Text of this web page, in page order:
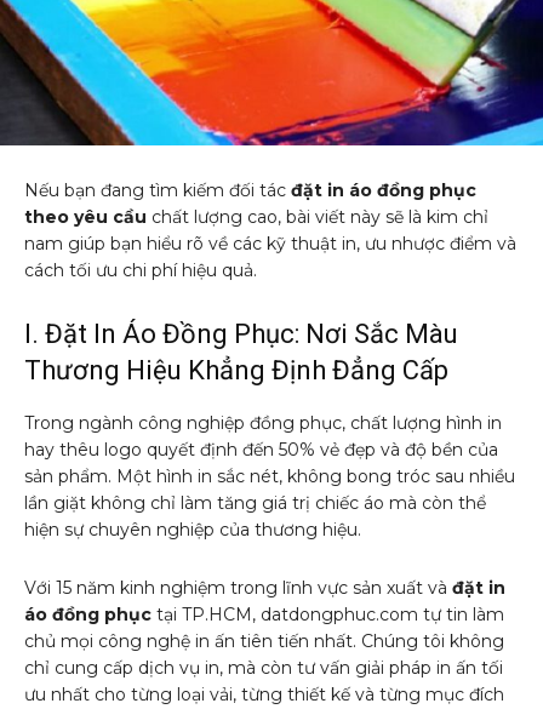
Nếu bạn đang tìm kiếm đối tác đặt in áo đồng phục
theo yêu cầu chất lượng cao, bài viết này sẽ là kim chỉ
nam giúp bạn hiểu rõ về các kỹ thuật in, ưu nhược điểm và
cách tối ưu chi phí hiệu quả.
I. Đặt In Áo Đồng Phục: Nơi Sắc Màu
Thương Hiệu Khẳng Định Đẳng Cấp
Trong ngành công nghiệp đồng phục, chất lượng hình in
hay thêu logo quyết định đến 50% vẻ đẹp và độ bền của
sản phẩm. Một hình in sắc nét, không bong tróc sau nhiều
lần giặt không chỉ làm tăng giá trị chiếc áo mà còn thể
hiện sự chuyên nghiệp của thương hiệu.
Với 15 năm kinh nghiệm trong lĩnh vực sản xuất và đặt in
áo đồng phục tại TP.HCM, datdongphuc.com tự tin làm
chủ mọi công nghệ in ấn tiên tiến nhất. Chúng tôi không
chỉ cung cấp dịch vụ in, mà còn tư vấn giải pháp in ấn tối
ưu nhất cho từng loại vải, từng thiết kế và từng mục đích